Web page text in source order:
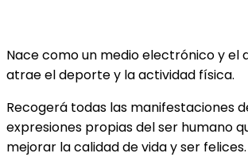
Nace como un medio electrónico y el
atrae el deporte y la actividad física.
Recogerá todas las manifestaciones
expresiones propias del ser humano
mejorar la calidad de vida y ser felices.